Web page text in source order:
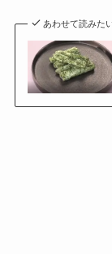
あわせて読みた